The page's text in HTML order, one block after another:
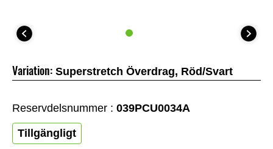
Variation: Superstretch Överdrag, Röd/Svart
Reservdelsnummer : 039PCU0034A
Tillgängligt